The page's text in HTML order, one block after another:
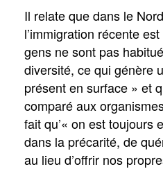
Il relate que dans le
l’immigration récente
gens ne sont pas
diversité, ce qui génère
présent en surface » et
comparé aux
fait qu’« on est toujours
dans la précarité, de
au lieu d’offrir nos